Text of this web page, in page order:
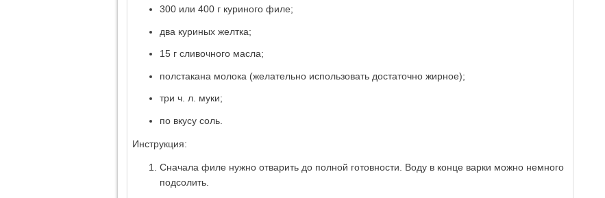
300 или 400 г куриного филе;
два куриных желтка;
15 г сливочного масла;
полстакана молока (желательно использовать достаточно жирное);
три ч. л. муки;
по вкусу соль.
Инструкция:
Сначала филе нужно отварить до полной готовности. Воду в конце варки можно немного
подсолить.